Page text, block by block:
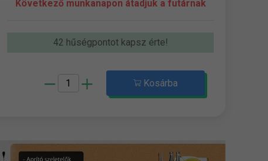
Következő munkanapon átadjuk a futárnak
42 hűségpontot kapsz érte!
Kosárba